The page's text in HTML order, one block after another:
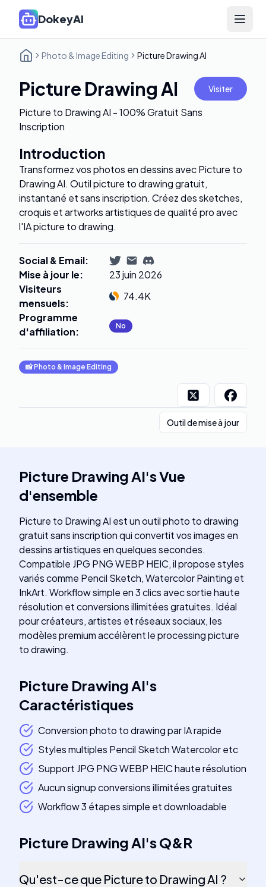
DokeyAI Open
Photo & Image Editing Picture Drawing AI
Picture Drawing AI Visiter
Picture to Drawing AI - 100% Gratuit Sans
Inscription
Introduction
Transformez vos photos en dessins avec Picture to
Drawing AI. Outil picture to drawing gratuit,
instantané et sans inscription. Créez des sketches,
croquis et artworks artistiques de qualité pro avec
l'IA picture to drawing.
Social & Email:
Mise à jour le:
23 juin 2026
Visiteurs
mensuels:
74.4K
Programme
d'affiliation: No
📸Photo & Image Editing
Outil de mise à jour
Picture Drawing AI'sVue
d'ensemble
Picture to Drawing AI est un outil photo to drawing
gratuit sans inscription qui convertit vos images en
dessins artistiques en quelques secondes.
Compatible JPG PNG WEBP HEIC, il propose styles
variés comme Pencil Sketch, Watercolor Painting et
InkArt. Workflow simple en 3 clics avec sortie haute
résolution et conversions illimitées gratuites. Idéal
pour créateurs, artistes et réseaux sociaux, les
modèles premium accélèrent le processing picture
to drawing.
Picture Drawing AI's
Caractéristiques
Conversion photo to drawing par IA rapide
Styles multiples Pencil Sketch Watercolor etc
Support JPG PNG WEBP HEIC haute résolution
Aucun signup conversions illimitées gratuites
Workflow 3 étapes simple et downloadable
Picture Drawing AI'sQ&R
Qu'est-ce que Picture to Drawing AI ?